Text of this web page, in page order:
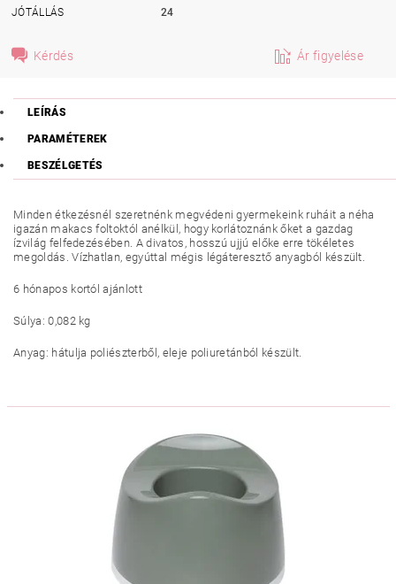
JÓTÁLLÁS
24
Kérdés Ár figyelése
LEÍRÁS
PARAMÉTEREK
BESZÉLGETÉS
Minden étkezésnél szeretnénk megvédeni gyermekeink ruháit a néha
igazán makacs foltoktól anélkül, hogy korlátoznánk őket a gazdag
ízvilág felfedezésében. A divatos, hosszú ujjú előke erre tökéletes
megoldás. Vízhatlan, egyúttal mégis légáteresztő anyagból készült.
6 hónapos kortól ajánlott
Súlya: 0,082 kg
Anyag: hátulja poliészterből, eleje poliuretánból készült.